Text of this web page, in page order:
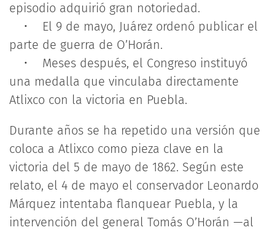
episodio adquirió gran notoriedad.
• El 9 de mayo, Juárez ordenó publicar el
parte de guerra de O’Horán.
• Meses después, el Congreso instituyó
una medalla que vinculaba directamente
Atlixco con la victoria en Puebla.
Durante años se ha repetido una versión que
coloca a Atlixco como pieza clave en la
victoria del 5 de mayo de 1862. Según este
relato, el 4 de mayo el conservador Leonardo
Márquez intentaba flanquear Puebla, y la
intervención del general Tomás O’Horán —al